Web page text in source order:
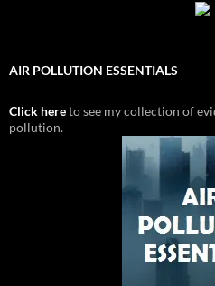
AIR POLLUTION ESSENTIALS
Click hereto see my collection of
pollution.